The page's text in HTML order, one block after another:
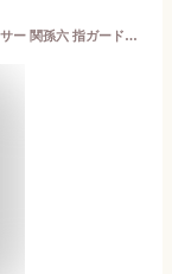
貝印(Kai Corporation) KAI コンパクト スライサー 関孫六 指ガード付き キッチンツール 日本製 DH3350